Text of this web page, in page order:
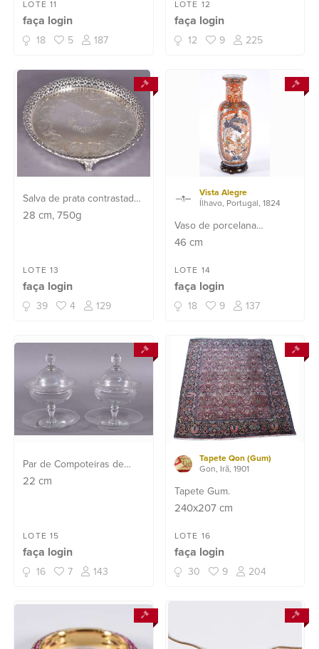
LOTE 11
faça login
18 5 187
LOTE 12
faça login
12 9 225
Salva de prata contrastada
833 mls, fundo cinzelado
de segurança a peça não
se ...
28 cm, 750g
LOTE 13
faça login
39 4 129
Vista Alegre
Ílhavo, Portugal, 1824
Vaso de porcelana
portuguesa Vista Alegre
com animais e folhagens
em rouge de fer e
policromia, acompanha
peanha de madeira.
46 cm
LOTE 14
faça login
18 9 137
Par de Compoteiras de
cristal lapidado em gomos
22 cm
LOTE 15
faça login
16 7 143
Tapete Qon (Gum)
Gon, Irã, 1901
Tapete Gum.
240x207cm
LOTE 16
faça login
30 9 204